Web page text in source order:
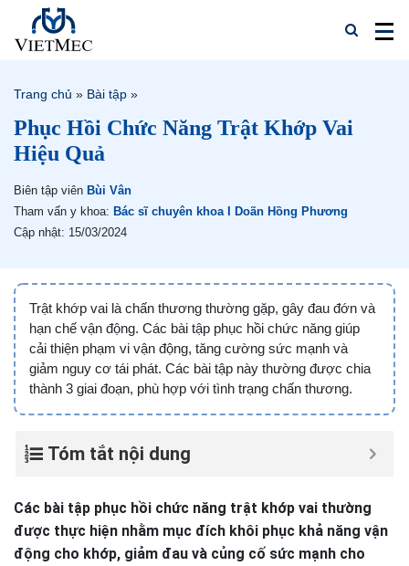
Trang chủ » Bài tập »
Phục Hồi Chức Năng Trật Khớp Vai
Hiệu Quả
Biên tập viên Bùi Vân
Tham vấn y khoa: Bác sĩ chuyên khoa I Doãn Hồng Phương
Cập nhật: 15/03/2024
Trật khớp vai là chấn thương thường gặp, gây đau đớn và
hạn chế vận động. Các bài tập phục hồi chức năng giúp
cải thiện phạm vi vận động, tăng cường sức mạnh và
giảm nguy cơ tái phát. Các bài tập này thường được chia
thành 3 giai đoạn, phù hợp với tình trạng chấn thương.
Tóm tắt nội dung
Các bài tập phục hồi chức năng trật khớp vai thường
được thực hiện nhằm mục đích khôi phục khả năng vận
động cho khớp, giảm đau và củng cố sức mạnh cho